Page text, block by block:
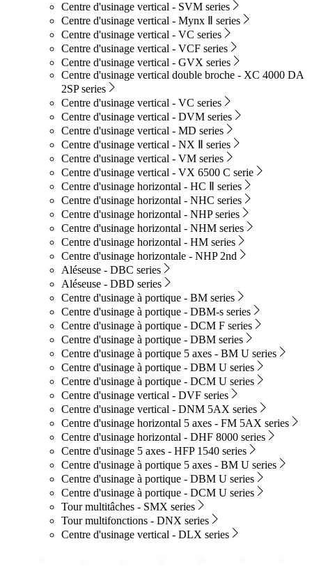
Centre d'usinage vertical - SVM series
Centre d'usinage vertical - Mynx Ⅱ series
Centre d'usinage vertical - VC series
Centre d'usinage vertical - VCF series
Centre d'usinage vertical - GVX series
Centre d'usinage vertical double broche - XC 4000 DA
2SP series
Centre d'usinage vertical - VC series
Centre d'usinage vertical - DVM series
Centre d'usinage vertical - MD series
Centre d'usinage vertical - NX Ⅱ series
Centre d'usinage vertical - VM series
Centre d'usinage vertical - VX 6500 C serie
Centre d'usinage horizontal - HC Ⅱ series
Centre d'usinage horizontal - NHC series
Centre d'usinage horizontal - NHP series
Centre d'usinage horizontal - NHM series
Centre d'usinage horizontal - HM series
Centre d'usinage horizontale - NHP 2nd
Aléseuse - DBC series
Aléseuse - DBD series
Centre d'usinage à portique - BM series
Centre d'usinage à portique - DBM-s series
Centre d'usinage à portique - DCM F series
Centre d'usinage à portique - DBM series
Centre d'usinage à portique 5 axes - BM U series
Centre d'usinage à portique - DBM U series
Centre d'usinage à portique - DCM U series
Centre d'usinage vertical - DVF series
Centre d'usinage vertical - DNM 5AX series
Centre d'usinage horizontal 5 axes - FM 5AX series
Centre d'usinage horizontal - DHF 8000 series
Centre d'usinage 5 axes - HFP 1540 series
Centre d'usinage à portique 5 axes - BM U series
Centre d'usinage à portique - DBM U series
Centre d'usinage à portique - DCM U series
Tour multitâches - SMX series
Tour multifonctions - DNX series
Centre d'usinage vertical - DLX series